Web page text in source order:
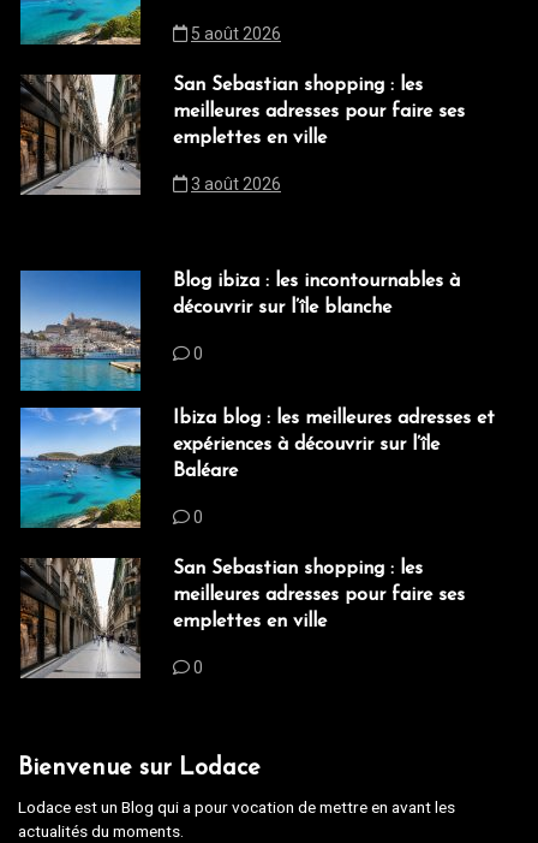
5 août 2026
San Sebastian shopping : les
meilleures adresses pour faire ses
emplettes en ville
3 août 2026
Blog ibiza : les incontournables à
découvrir sur l’île blanche
0
Ibiza blog : les meilleures adresses et
expériences à découvrir sur l’île
Baléare
0
San Sebastian shopping : les
meilleures adresses pour faire ses
emplettes en ville
0
Bienvenue sur Lodace
Lodace est un Blog qui a pour vocation de mettre en avant les
actualités du moments.